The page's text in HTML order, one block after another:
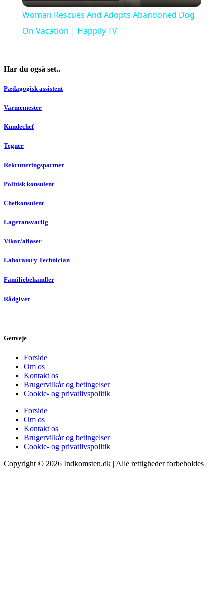
Woman Rescues And Adopts Abandoned Dog
On Vacation | Happily TV
Har du også set..
Pædagogisk assistent
Varmemester
Kundechef
Tegner
Rekrutteringspartner
Politisk konsulent
Chefkonsulent
Lageransvarlig
Vikar/afløser
Laboratory Technician
Familiebehandler
Rådgiver
Genveje
Forside
Om os
Kontakt os
Brugervilkår og betingelser
Cookie- og privatlivspolitik
Forside
Om os
Kontakt os
Brugervilkår og betingelser
Cookie- og privatlivspolitik
Copyright © 2026 Indkomsten.dk | Alle rettigheder forbeholdes